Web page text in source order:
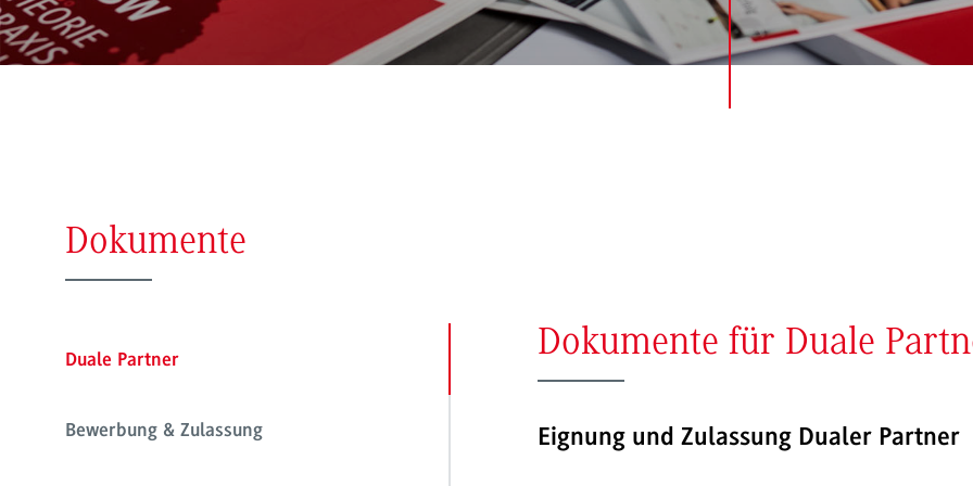
Dokumente
Duale Partner
Bewerbung & Zulassung
Dokumente für Duale
Eignung und Zulassung Dualer Partner